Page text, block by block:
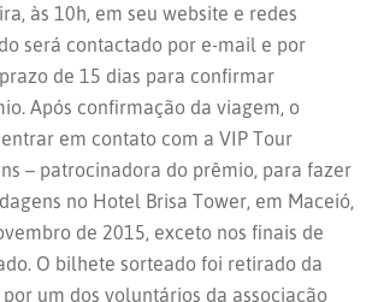
às 10h, em seu website e redes
será contactado por e-mail e por
de 15 dias para confirmar
Após confirmação da viagem, o
em contato com a VIP Tour
– patrocinadora do prêmio, para fazer
no Hotel Brisa Tower, em Maceió,
de 2015, exceto nos finais de
O bilhete sorteado foi retirado da
um dos voluntários da associação